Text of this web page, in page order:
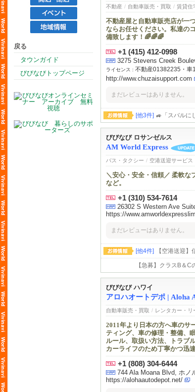
戻る
タウンガイド
びびなびトップページ
不動産 / 自動車販売・買取 / 賃貸住
不動産屋と自動車販売店が一
ならお任せください。私達の
備致します！🌈🌈🌈
+1 (415) 412-0998
3275 Stevens Creek
ライセンス : 不動産01382235・車
http://www.chuzaisupport.com
まだレビューはありません。
[他3件] 🚙「スバルに
びびなび ロサンゼルス
AM World Express
バス・タクシー / 空港送迎サービス
＼安心・安全・信頼／ 柔軟な
など。
+1 (310) 534-7614
26302 S Western Ave
https://
まだレビューはありません。
[他4件] 【空港送迎
【急募】クラスB＆
びびなび ハワイ
アロハオートデポ | Aloha
自動車販売・買取 / レンタカー・リ
2011年より日本の方へ車のサ
ティング、車の修理・整備、
ルール、取扱い方法、トラブ
カーライフのため丁寧かつ迅
+1 (808) 304-6444
744 Ala Moana Blvd, ホノ
https://alohaautodepot.net/